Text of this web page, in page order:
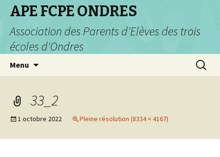
APE FCPE ONDRES
Association des Parents d'Elèves des trois
écoles d'Ondres
Menu
33_2
1 octobre 2022 Pleine résolution (8334 × 4167)